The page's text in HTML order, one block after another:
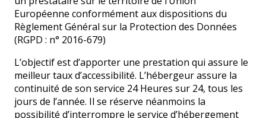
Européenne conformément aux dispositions du
Règlement Général sur la Protection des Données
(RGPD : n° 2016-679)
L’objectif est d’apporter une prestation qui assure le
meilleur taux d’accessibilité. L’hébergeur assure la
continuité de son service 24 Heures sur 24, tous les
jours de l’année. Il se réserve néanmoins la
possibilité d’interrompre le service d’hébergement